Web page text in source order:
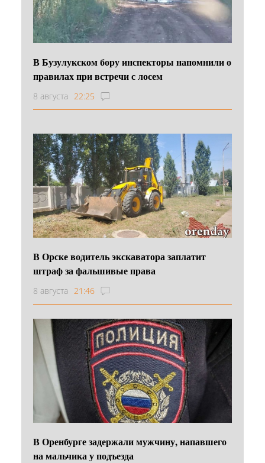
В Бузулукском бору инспекторы напомнили о
правилах при встречи с лосем
8 августа 22:25
В Орске водитель экскаватора заплатит
штраф за фальшивые права
8 августа 21:46
В Оренбурге задержали мужчину, напавшего
на мальчика у подъезда